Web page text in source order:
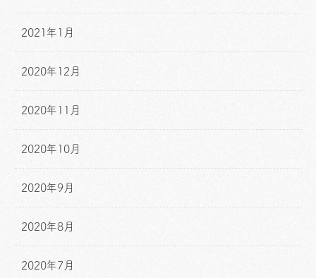
2021年1月
2020年12月
2020年11月
2020年10月
2020年9月
2020年8月
2020年7月